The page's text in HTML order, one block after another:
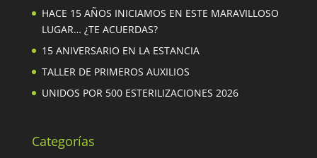
HACE 15 AÑOS INICIAMOS EN ESTE MARAVILLOSO
LUGAR… ¿TE ACUERDAS?
15 ANIVERSARIO EN LA ESTANCIA
TALLER DE PRIMEROS AUXILIOS
UNIDOS POR 500 ESTERILIZACIONES 2026
Categorías